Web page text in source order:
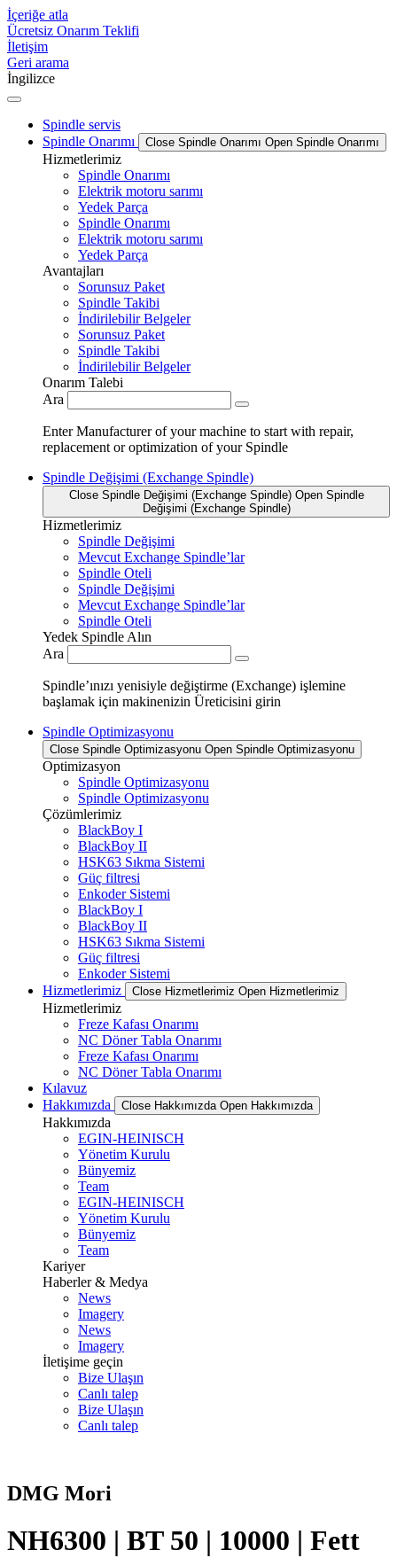
İçeriğe atla
Ücretsiz Onarım Teklifi
İletişim
Geri arama
İngilizce
Spindle servis
Spindle Onarımı
Close Spindle Onarımı Open Spindle Onarımı
Hizmetlerimiz
Spindle Onarımı
Elektrik motoru sarımı
Yedek Parça
Spindle Onarımı
Elektrik motoru sarımı
Yedek Parça
Avantajları
Sorunsuz Paket
Spindle Takibi
İndirilebilir Belgeler
Sorunsuz Paket
Spindle Takibi
İndirilebilir Belgeler
Onarım Talebi
Ara
Enter Manufacturer of your machine to start with repair,
replacement or optimization of your Spindle
Spindle Değişimi (Exchange Spindle)
Close Spindle Değişimi (Exchange Spindle) Open Spindle
Değişimi (Exchange Spindle)
Hizmetlerimiz
Spindle Değişimi
Mevcut Exchange Spindle’lar
Spindle Oteli
Spindle Değişimi
Mevcut Exchange Spindle’lar
Spindle Oteli
Yedek Spindle Alın
Ara
Spindle’ınızı yenisiyle değiştirme (Exchange) işlemine
başlamak için makinenizin Üreticisini girin
Spindle Optimizasyonu
Close Spindle Optimizasyonu Open Spindle Optimizasyonu
Optimizasyon
Spindle Optimizasyonu
Spindle Optimizasyonu
Çözümlerimiz
BlackBoy I
BlackBoy II
HSK63 Sıkma Sistemi
Güç filtresi
Enkoder Sistemi
BlackBoy I
BlackBoy II
HSK63 Sıkma Sistemi
Güç filtresi
Enkoder Sistemi
Hizmetlerimiz
Close Hizmetlerimiz Open Hizmetlerimiz
Hizmetlerimiz
Freze Kafası Onarımı
NC Döner Tabla Onarımı
Freze Kafası Onarımı
NC Döner Tabla Onarımı
Kılavuz
Hakkımızda
Close Hakkımızda Open Hakkımızda
Hakkımızda
EGIN-HEINISCH
Yönetim Kurulu
Bünyemiz
Team
EGIN-HEINISCH
Yönetim Kurulu
Bünyemiz
Team
Kariyer
Haberler & Medya
News
Imagery
News
Imagery
İletişime geçin
Bize Ulaşın
Canlı talep
Bize Ulaşın
Canlı talep
DMG Mori
NH6300 | BT 50 | 10000 | Fett